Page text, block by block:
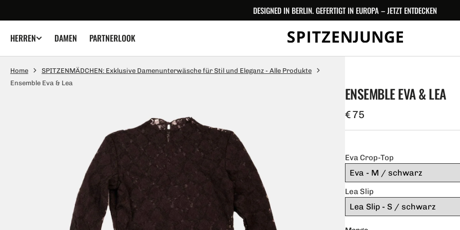
DESIGNED IN BERLIN. GEFERTIGT IN EUROPA – JETZT ENTDECKEN
HERREN DAMEN PARTNERLOOK
ENSEMBLE EVA & LEA
Regulärer
€ 75
Eva Crop-Top
Lea Slip
Home
SPITZENMÄDCHEN: Exklusive Damenunterwäsche für Stil und Eleganz - Alle Produkte
Ensemble Eva & Lea